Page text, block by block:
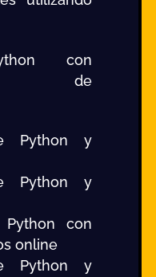
con
de
Python y
Python y
con
online
Python y